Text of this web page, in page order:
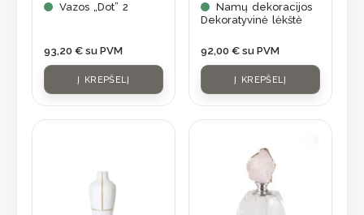
Vazos „Dot” 2
93,20 € su PVM
Į KREPŠELĮ
Namų dekoracijos
Dekoratyvinė lėkštė
92,00 € su PVM
Į KREPŠELĮ